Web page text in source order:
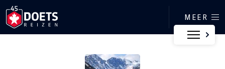
Ga direct naar inhoud
MEER